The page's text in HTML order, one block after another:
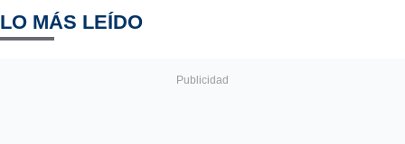
LO MÁS LEÍDO